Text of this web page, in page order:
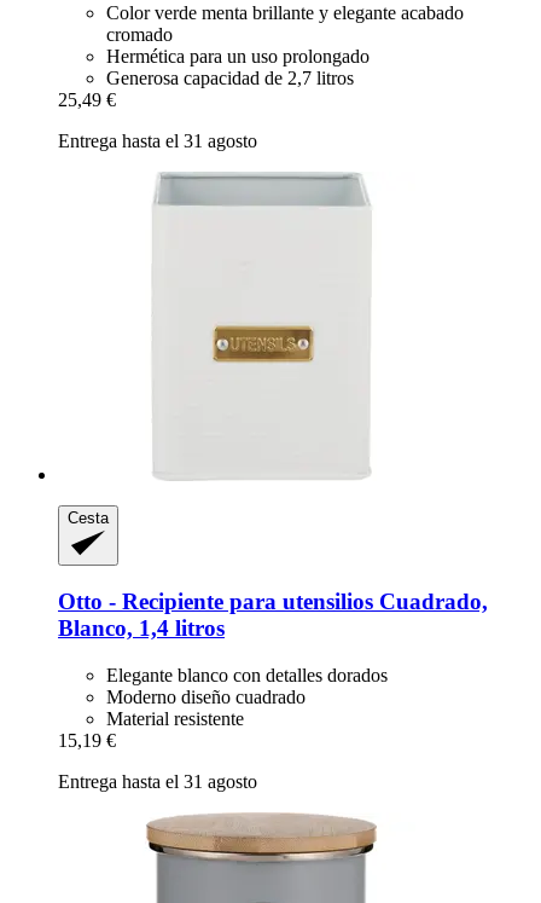
Color verde menta brillante y elegante acabado
cromado
Hermética para un uso prolongado
Generosa capacidad de 2,7 litros
25,49 €
Entrega hasta el 31 agosto
Cesta
Otto -​ Recipiente para utensilios Cuadrado,
Blanco, 1,4 litros
Elegante blanco con detalles dorados
Moderno diseño cuadrado
Material resistente
15,19 €
Entrega hasta el 31 agosto